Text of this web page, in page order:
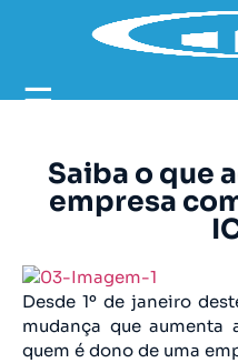
☰
Saiba o que
empresa
Desde 1º de janeiro
mudança que aumenta
quem é dono de uma